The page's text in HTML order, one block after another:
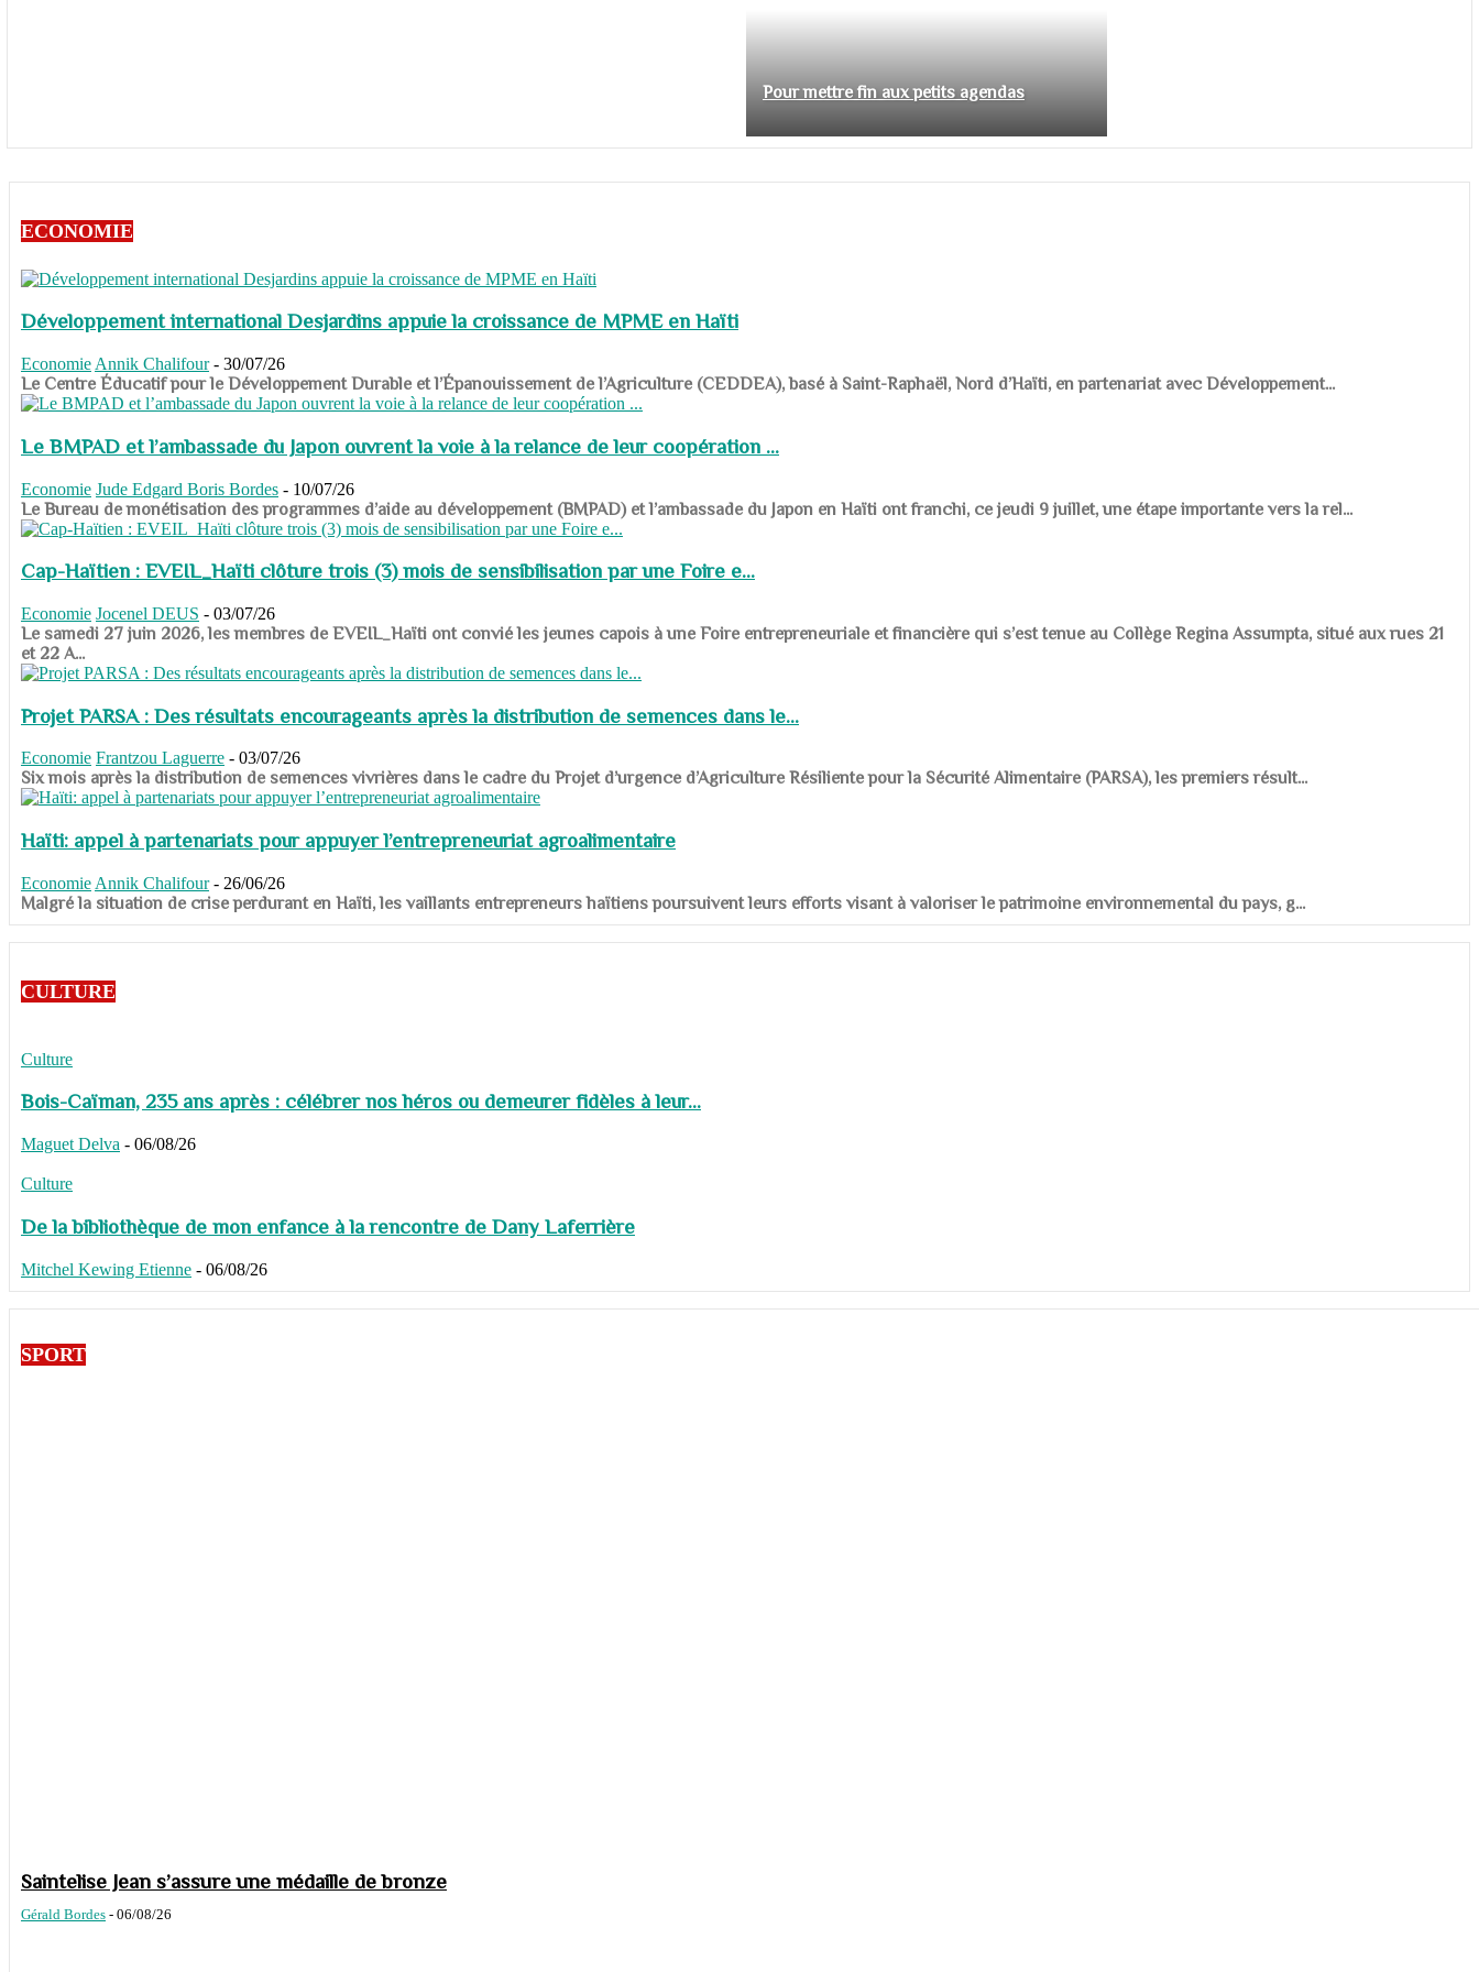
Pour mettre fin aux petits agendas
ECONOMIE
Développement international Desjardins appuie la croissance de MPME en Haïti
Economie Annik Chalifour - 30/07/26
​​​​​​​Le Centre Éducatif pour le Développement Durable et l’Épanouissement de l’Agriculture (CEDDEA), basé à Saint-Raphaël, Nord d’Haïti, en partenariat avec Développement...
Le BMPAD et l’ambassade du Japon ouvrent la voie à la relance de leur coopération ...
Economie Jude Edgard Boris Bordes - 10/07/26
​​​​​​​Le Bureau de monétisation des programmes d’aide au développement (BMPAD) et l’ambassade du Japon en Haïti ont franchi, ce jeudi 9 juillet, une étape importante vers la rel...
Cap-Haïtien : EVEIL_Haïti clôture trois (3) mois de sensibilisation par une Foire e...
Economie Jocenel DEUS - 03/07/26
Le samedi 27 juin 2026, les membres de EVEIL_Haïti ont convié les jeunes capois à une Foire entrepreneuriale et financière qui s’est tenue au Collège Regina Assumpta, situé aux rues 21
et 22 A...
Projet PARSA : Des résultats encourageants après la distribution de semences dans le...
Economie Frantzou Laguerre - 03/07/26
​​​​​​​Six mois après la distribution de semences vivrières dans le cadre du Projet d’urgence d’Agriculture Résiliente pour la Sécurité Alimentaire (PARSA), les premiers résult...
Haïti: appel à partenariats pour appuyer l’entrepreneuriat agroalimentaire
Economie Annik Chalifour - 26/06/26
​​​​​​​Malgré la situation de crise perdurant en Haïti, les vaillants entrepreneurs haïtiens poursuivent leurs efforts visant à valoriser le patrimoine environnemental du pays, g...
CULTURE
Culture
Bois-Caïman, 235 ans après : célébrer nos héros ou demeurer fidèles à leur...
Maguet Delva - 06/08/26
Culture
De la bibliothèque de mon enfance à la rencontre de Dany Laferrière
Mitchel Kewing Etienne - 06/08/26
SPORT
Saintelise Jean s’assure une médaille de bronze
Gérald Bordes - 06/08/26